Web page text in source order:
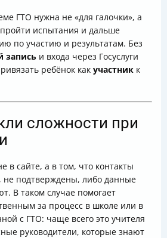
ГТО нужна не «для галочки», а
испытания и дальше
по участию и результатам. Без
запись и входа через Госуслуги
ребёнок как участник к
сложности при
в сайте, а в том, что контакты
не подтверждены, либо данные
В таком случае помогает
за процесс в школе или в
с ГТО: чаще всего это учителя
руководители, которые знают